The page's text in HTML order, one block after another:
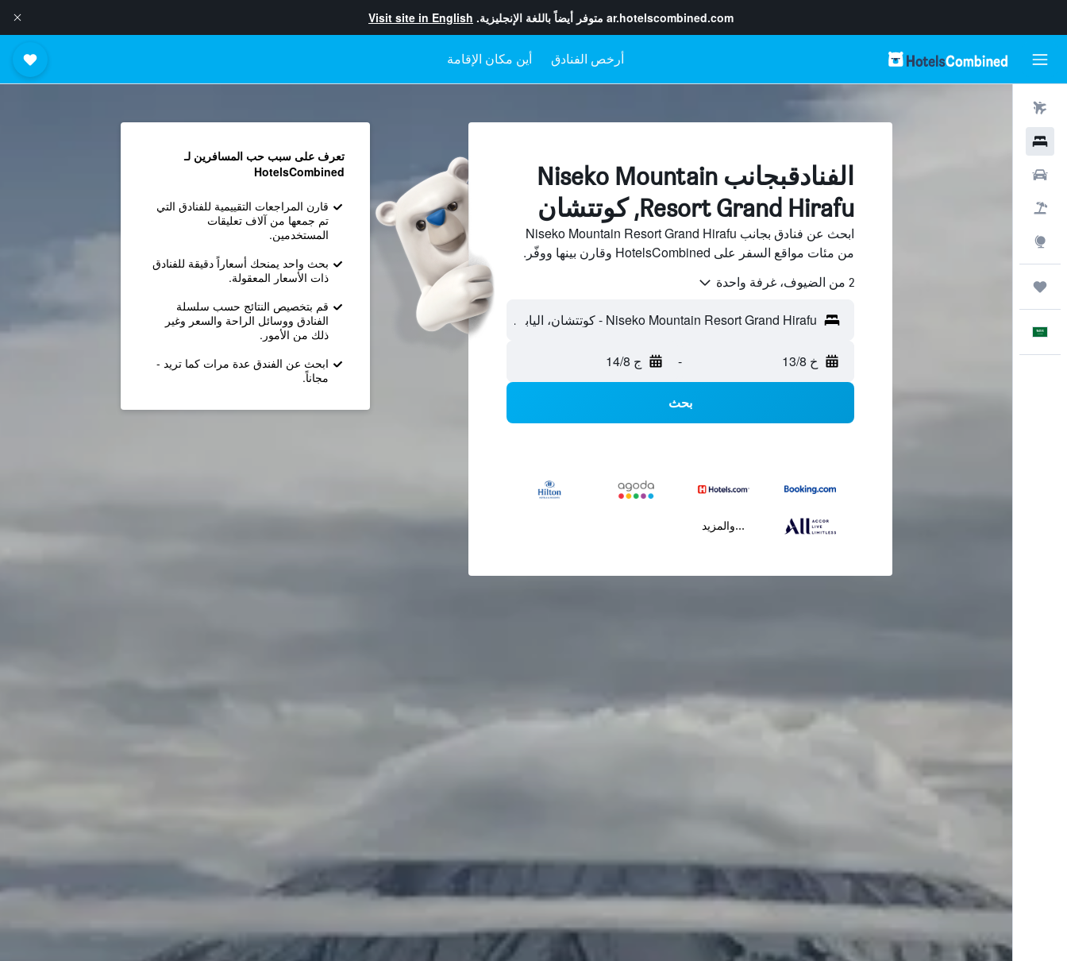
ar.hotelscombined.com متوفر أيضاً باللغة الإنجليزية. Visit site in English
أرخص الفنادق أين مكان الإقامة
الفنادقبجانب Niseko Mountain
Resort Grand Hirafu, كوتتشان
ابحث عن فنادق بجانب Niseko Mountain Resort Grand Hirafu
من مئات مواقع السفر على HotelsCombined وقارن بينها ووفّر.
2 من الضيوف، غرفة واحدة
خ 13/8 - ج 14/8
بحث
...والمزيد
تعرف على سبب حب المسافرين لـ
HotelsCombined
قارن المراجعات التقييمية للفنادق التي
تم جمعها من آلاف تعليقات
المستخدمين.
بحث واحد يمنحك أسعاراً دقيقة للفنادق
ذات الأسعار المعقولة.
قم بتخصيص النتائج حسب سلسلة
الفنادق ووسائل الراحة والسعر وغير
ذلك من الأمور.
ابحث عن الفندق عدة مرات كما تريد -
مجاناً.